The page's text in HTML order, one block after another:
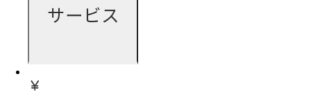
サービス